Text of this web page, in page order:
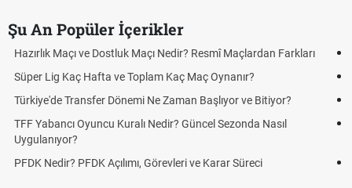
Şu An Popüler İçerikler
Puan Durumunda AG, OM ve Diğer Kısaltmalar Ne Anlama Gelir?
Skor Ne Demek? Sporda Skor ve Sonuç Kavramları
Futbol Nasıl Oynanır? Temel Futbol Kuralları
Deplasman Golü Kuralı Nedir? Hangi Organizasyonlarda
Uygulanıyor?
DGS Sonuçları Ne Zaman Açıklanacak 2026? ÖSYM Sonuç